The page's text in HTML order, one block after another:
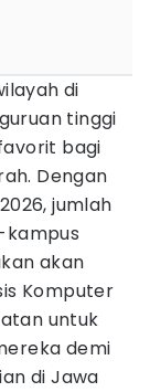
di
tinggi
bagi
Dengan
jumlah
akan
Komputer
untuk
demi
di Jawa